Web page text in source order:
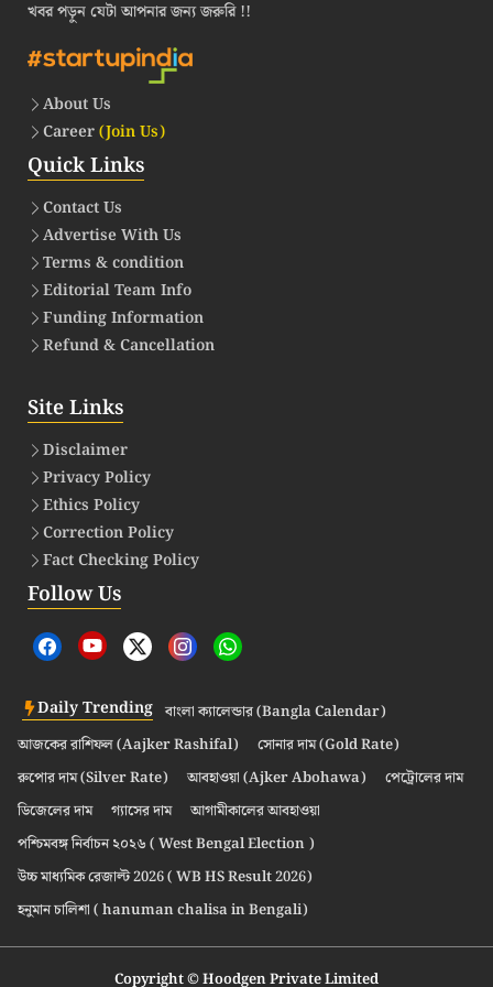
খবর পড়ুন যেটা আপনার জন্য জরুরি !!
About Us
Career(Join Us)
Quick Links
Contact Us
Advertise With Us
Terms & condition
Editorial Team Info
Funding Information
Refund & Cancellation
Site Links
Disclaimer
Privacy Policy
Ethics Policy
Correction Policy
Fact Checking Policy
Follow Us
Daily Trending বাংলা ক্যালেন্ডার (Bangla Calendar)
আজকের রাশিফল (Aajker Rashifal)
সোনার দাম (Gold Rate)
রুপোর দাম (Silver Rate)
আবহাওয়া (Ajker Abohawa)
পেট্রোলের দাম
ডিজেলের দাম
গ্যাসের দাম
আগামীকালের আবহাওয়া
পশ্চিমবঙ্গ নির্বাচন ২০২৬ ( West Bengal Election )
উচ্চ মাধ্যমিক রেজাল্ট 2026 ( WB HS Result 2026)
হনুমান চালিশা ( hanuman chalisa in Bengali)
Copyright © Hoodgen Private Limited